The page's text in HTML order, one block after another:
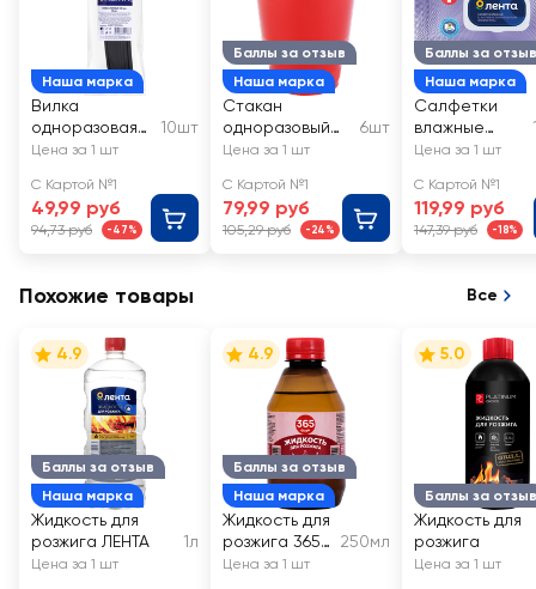
Наша марка
Вилка
одноразовая
ЛЕНТА цветная
10шт
Цена за 1 шт
С Картой №1
49,99 руб
94,73 руб -47%
Баллы за отзыв
Наша марка
Стакан
одноразовый
ЛЕНТА Кристал
6шт
Цена за 1 шт
С Картой №1
79,99 руб
105,29 руб -24%
Баллы за отзыв
Наша марка
Салфетки
влажные
ЛЕНТА с
альным
эффектом
Цена за 1 шт
С Картой №1
119,99 руб
147,39 руб -18%
Похожие товары Все
Баллы за отзыв
Наша марка
4.9
Жидкость для
розжига ЛЕНТА
1л
Цена за 1 шт
Баллы за отзыв
Наша марка
4.9
Жидкость для
розжига 365
ДНЕЙ
250мл
Цена за 1 шт
Баллы за отзыв
5.0
Жидкость для
розжига
Цена за 1 шт